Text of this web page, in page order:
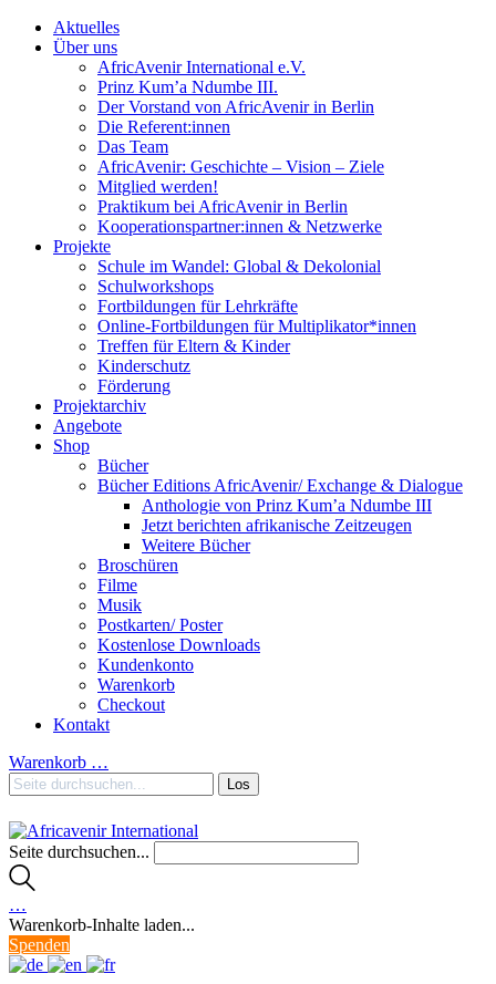
Aktuelles
Über uns
AfricAvenir International e.V.
Prinz Kum’a Ndumbe III.
Der Vorstand von AfricAvenir in Berlin
Die Referent:innen
Das Team
AfricAvenir: Geschichte – Vision – Ziele
Mitglied werden!
Praktikum bei AfricAvenir in Berlin
Kooperationspartner:innen & Netzwerke
Projekte
Schule im Wandel: Global & Dekolonial
Schulworkshops
Fortbildungen für Lehrkräfte
Online-Fortbildungen für Multiplikator*innen
Treffen für Eltern & Kinder
Kinderschutz
Förderung
Projektarchiv
Angebote
Shop
Bücher
Bücher Editions AfricAvenir/ Exchange & Dialogue
Anthologie von Prinz Kum’a Ndumbe III
Jetzt berichten afrikanische Zeitzeugen
Weitere Bücher
Broschüren
Filme
Musik
Postkarten/ Poster
Kostenlose Downloads
Kundenkonto
Warenkorb
Checkout
Kontakt
Warenkorb …
Seite durchsuchen...
…
Warenkorb-Inhalte laden...
Spenden